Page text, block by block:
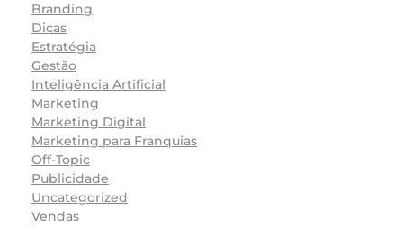
Branding
Dicas
Estratégia
Gestão
Inteligência Artificial
Marketing
Marketing Digital
Marketing para Franquias
Off-Topic
Publicidade
Uncategorized
Vendas